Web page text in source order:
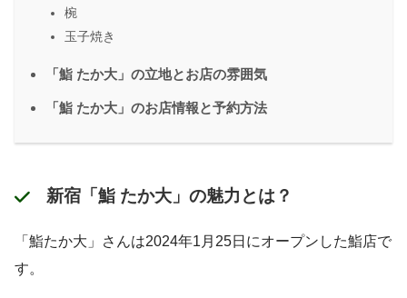
椀
玉子焼き
「鮨 たか大」の立地とお店の雰囲気
「鮨 たか大」のお店情報と予約方法
新宿「鮨 たか大」の魅力とは？
「鮨たか大」さんは2024年1月25日にオープンした鮨店で
す。